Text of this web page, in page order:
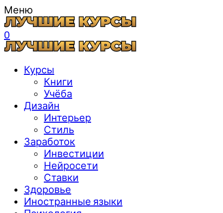
Меню
0
Курсы
Книги
Учёба
Дизайн
Интерьер
Стиль
Заработок
Инвестиции
Нейросети
Ставки
Здоровье
Иностранные языки